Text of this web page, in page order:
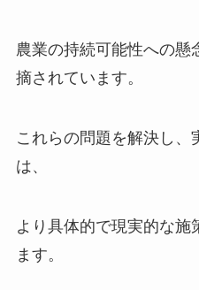
農業の持続可能性への懸
摘されています。
これらの問題を解決し、
は、
より具体的で現実的な施
ます。